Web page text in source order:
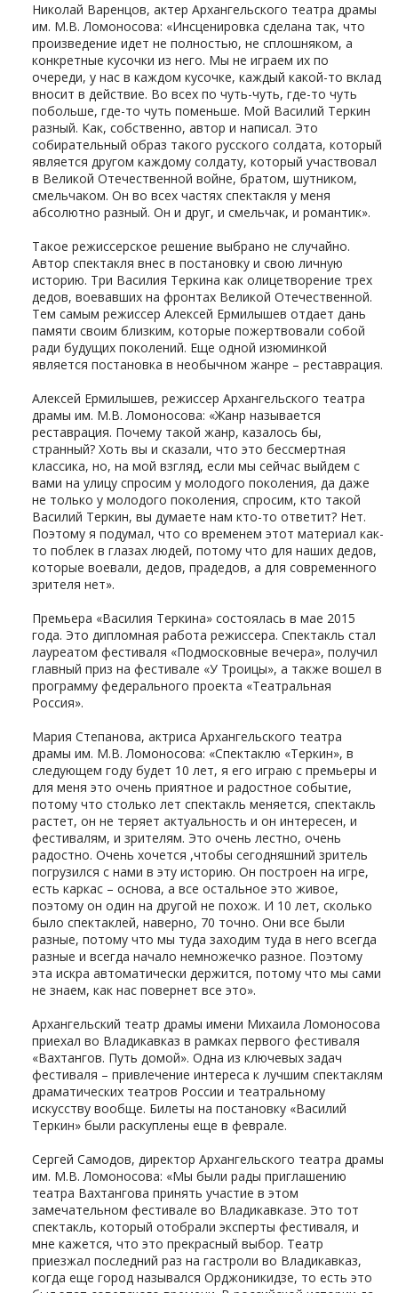
Николай Варенцов, актер Архангельского театра драмы
им. М.В. Ломоносова: «Инсценировка сделана так, что
произведение идет не полностью, не сплошняком, а
конкретные кусочки из него. Мы не играем их по
очереди, у нас в каждом кусочке, каждый какой-то вклад
вносит в действие. Во всех по чуть-чуть, где-то чуть
побольше, где-то чуть поменьше. Мой Василий Теркин
разный. Как, собственно, автор и написал. Это
собирательный образ такого русского солдата, который
является другом каждому солдату, который участвовал
в Великой Отечественной войне, братом, шутником,
смельчаком. Он во всех частях спектакля у меня
абсолютно разный. Он и друг, и смельчак, и романтик».
Такое режиссерское решение выбрано не случайно.
Автор спектакля внес в постановку и свою личную
историю. Три Василия Теркина как олицетворение трех
дедов, воевавших на фронтах Великой Отечественной.
Тем самым режиссер Алексей Ермилышев отдает дань
памяти своим близким, которые пожертвовали собой
ради будущих поколений. Еще одной изюминкой
является постановка в необычном жанре – реставрация.
Алексей Ермилышев, режиссер Архангельского театра
драмы им. М.В. Ломоносова: «Жанр называется
реставрация. Почему такой жанр, казалось бы,
странный? Хоть вы и сказали, что это бессмертная
классика, но, на мой взгляд, если мы сейчас выйдем с
вами на улицу спросим у молодого поколения, да даже
не только у молодого поколения, спросим, кто такой
Василий Теркин, вы думаете нам кто-то ответит? Нет.
Поэтому я подумал, что со временем этот материал как-
то поблек в глазах людей, потому что для наших дедов,
которые воевали, дедов, прадедов, а для современного
зрителя нет».
Премьера «Василия Теркина» состоялась в мае 2015
года. Это дипломная работа режиссера. Спектакль стал
лауреатом фестиваля «Подмосковные вечера», получил
главный приз на фестивале «У Троицы», а также вошел в
программу федерального проекта «Театральная
Россия».
Мария Степанова, актриса Архангельского театра
драмы им. М.В. Ломоносова: «Спектаклю «Теркин», в
следующем году будет 10 лет, я его играю с премьеры и
для меня это очень приятное и радостное событие,
потому что столько лет спектакль меняется, спектакль
растет, он не теряет актуальность и он интересен, и
фестивалям, и зрителям. Это очень лестно, очень
радостно. Очень хочется ,чтобы сегодняшний зритель
погрузился с нами в эту историю. Он построен на игре,
есть каркас – основа, а все остальное это живое,
поэтому он один на другой не похож. И 10 лет, сколько
было спектаклей, наверно, 70 точно. Они все были
разные, потому что мы туда заходим туда в него всегда
разные и всегда начало немножечко разное. Поэтому
эта искра автоматически держится, потому что мы сами
не знаем, как нас повернет все это».
Архангельский театр драмы имени Михаила Ломоносова
приехал во Владикавказ в рамках первого фестиваля
«Вахтангов. Путь домой». Одна из ключевых задач
фестиваля – привлечение интереса к лучшим спектаклям
драматических театров России и театральному
искусству вообще. Билеты на постановку «Василий
Теркин» были раскуплены еще в феврале.
Сергей Самодов, директор Архангельского театра драмы
им. М.В. Ломоносова: «Мы были рады приглашению
театра Вахтангова принять участие в этом
замечательном фестивале во Владикавказе. Это тот
спектакль, который отобрали эксперты фестиваля, и
мне кажется, что это прекрасный выбор. Театр
приезжал последний раз на гастроли во Владикавказ,
когда еще город назывался Орджоникидзе, то есть это